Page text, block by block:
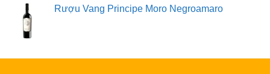
Rượu Vang Principe Moro Negroamaro